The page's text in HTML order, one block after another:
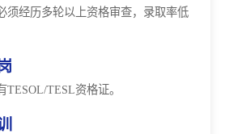
须经历多轮以上资格审查，录取率低
TESOL/TESL资格证。